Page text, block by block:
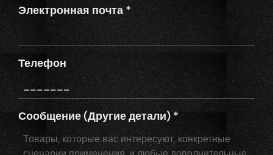
Электронная почта*
Телефон
Сообщение (Другие детали) *